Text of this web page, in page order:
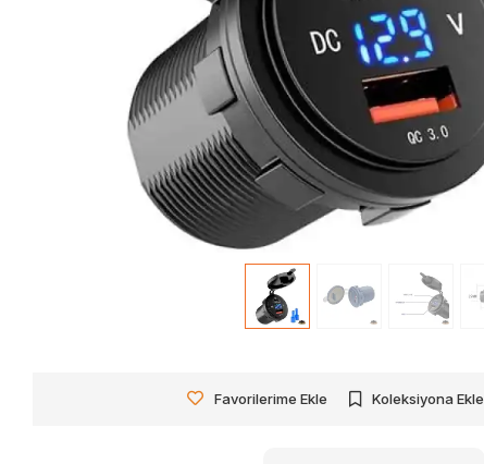
Favorilerime Ekle Koleksiyona Ekle